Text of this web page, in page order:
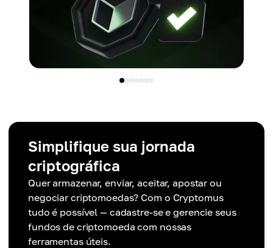
Simplifique sua jornada
criptográfica
Quer armazenar, enviar, aceitar, apostar ou
negociar criptomoedas? Com o Cryptomus
tudo é possível — cadastre-se e gerencie seus
fundos de criptomoeda com nossas
ferramentas úteis.